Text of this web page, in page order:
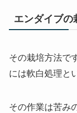
エンダイブの
その栽培方法で
には軟白処理と
その作業は苦み